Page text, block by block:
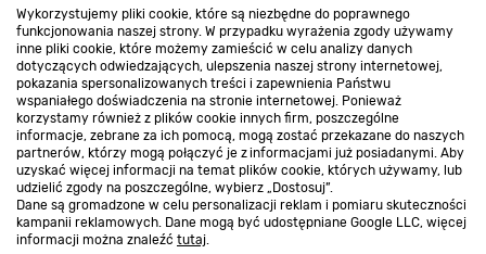
Wykorzystujemy pliki cookie, które są niezbędne do poprawnego
funkcjonowania naszej strony. W przypadku wyrażenia zgody używamy
inne pliki cookie, które możemy zamieścić w celu analizy danych
dotyczących odwiedzających, ulepszenia naszej strony internetowej,
pokazania spersonalizowanych treści i zapewnienia Państwu
wspaniałego doświadczenia na stronie internetowej. Ponieważ
korzystamy również z plików cookie innych firm, poszczególne
informacje, zebrane za ich pomocą, mogą zostać przekazane do naszych
partnerów, którzy mogą połączyć je z informacjami już posiadanymi. Aby
uzyskać więcej informacji na temat plików cookie, których używamy, lub
udzielić zgody na poszczególne, wybierz „Dostosuj”.
Dane są gromadzone w celu personalizacji reklam i pomiaru skuteczności
kampanii reklamowych. Dane mogą być udostępniane Google LLC, więcej
informacji można znaleźć tutaj.
Kontakt do sklepu
Strefa biznesu
Dołącz do nas